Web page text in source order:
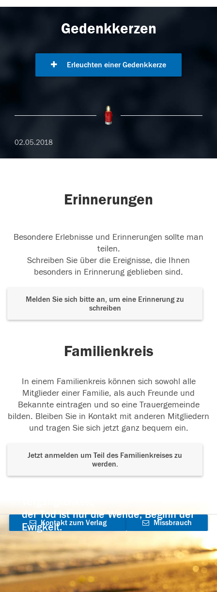
Gedenkkerzen
Erleuchten einer Gedenkkerze
02.05.2018
Erinnerungen
Besondere Erlebnisse und Erinnerungen sollte man
teilen.
Schreiben Sie über die Ereignisse, die Ihnen
besonders in Erinnerung geblieben sind.
Melden Sie sich bitte an, um eine Erinnerung zu
schreiben
Familienkreis
In einem Familienkreis können sich sowohl alle
Mitglieder einer Familie, als auch Freunde und
Bekannte eintragen und so eine Trauergemeinde
bilden. Bleiben Sie in Kontakt mit anderen Mitgliedern
und tragen Sie sich jetzt ganz bequem ein.
Jetzt anmelden um Teil des Familienkreises zu
werden.
der Tod ist nur die Wende, Beginn der
Ewigkeit.
Kontakt zum Verlag
aufnehmen
Missbrauch